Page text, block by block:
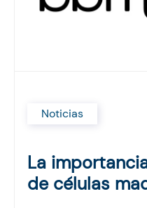
Noticias
La
de células